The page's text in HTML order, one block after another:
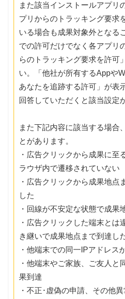
また該当インストールアプリ
プリからのトラッキング要求
いる場合も成果対象外となる
での許可だけでなく各アプリ
らのトラッキング要求を許可
い。「他社が所有するAppや
あなたを追跡する許可」が表
回答していただくと該当設定
また下記内容に該当する場合
とがあります。
・広告クリックから成果に至
ラウザ内で遷移されていない
・広告クリックから成果地点
した
・回線が不安定な状態で成果
・広告クリックした端末とは
き継いで成果地点まで到達し
・他端末での同一IPアドレス
・他端末やご家族、ご友人と
果到達
・不正･虚偽の申請、その他